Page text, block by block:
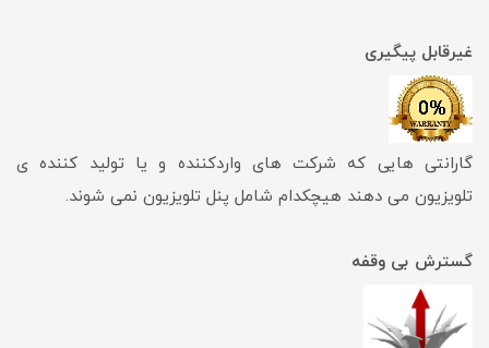
غیرقابل پیگیری
گارانتی هایی که شرکت های واردکننده و یا تولید کننده ی
تلویزیون می دهند هیچکدام شامل پنل تلویزیون نمی شوند.
گسترش بی وقفه